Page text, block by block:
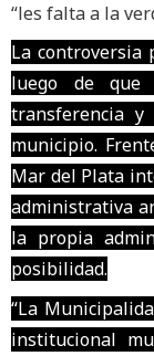
“les falta a la
La controversia
luego de
transferencia
municipio.
Mar del Plata
administrativa
la propia
posibilidad.
“La
institucional